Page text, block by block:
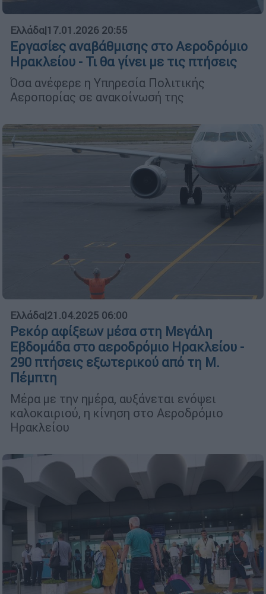
Ελλάδα|17.01.2026 20:55
Εργασίες αναβάθμισης στο Αεροδρόμιο
Ηρακλείου - Τι θα γίνει με τις πτήσεις
Όσα ανέφερε η Υπηρεσία Πολιτικής
Αεροπορίας σε ανακοίνωσή της
Ελλάδα|21.04.2025 06:00
Ρεκόρ αφίξεων μέσα στη Μεγάλη
Εβδομάδα στο αεροδρόμιο Ηρακλείου -
290 πτήσεις εξωτερικού από τη Μ.
Πέμπτη
Μέρα με την ημέρα, αυξάνεται ενόψει
καλοκαιριού, η κίνηση στο Αεροδρόμιο
Ηρακλείου